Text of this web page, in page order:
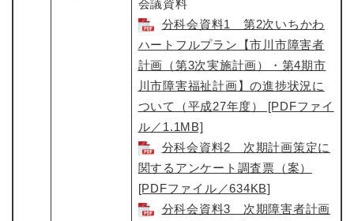
会議資料
分科会資料1 第2次いちかわ
ハートフルプラン【市川市障害者
計画（第3次実施計画）・第4期市
川市障害福祉計画】の進捗状況に
ついて（平成27年度） [PDFファイ
ル／1.1MB]
分科会資料2 次期計画策定に
関するアンケート調査票（案）
[PDFファイル／634KB]
分科会資料3 次期障害者計画